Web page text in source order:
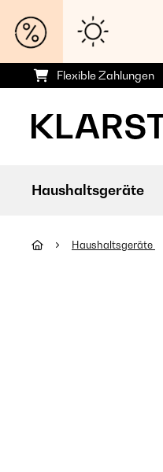
Flexible Zahlungen
Haushaltsgeräte
Haushaltsgeräte